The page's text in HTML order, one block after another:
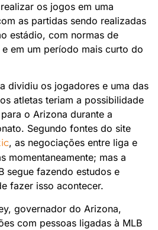
os jogos em uma
as partidas sendo realizadas
estádio, com normas de
em um período mais curto do
dividiu os jogadores e uma das
atletas teriam a possibilidade
o Arizona durante a
Segundo fontes do site
, as negociações entre liga e
momentaneamente; mas a
segue fazendo estudos e
fazer isso acontecer.
governador do Arizona,
com pessoas ligadas à MLB